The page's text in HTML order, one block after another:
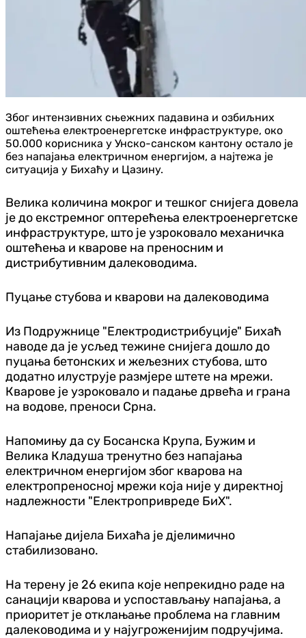
Због интензивних сњежних падавина и озбиљних
оштећења електроенергетске инфраструктуре, око
50.000 корисника у Унско-санском кантону остало је
без напајања електричном енергијом, а најтежа је
ситуација у Бихаћу и Цазину.
Велика количина мокрог и тешког снијега довела
је до екстремног оптерећења електроенергетске
инфраструктуре, што је узроковало механичка
оштећења и кварове на преносним и
дистрибутивним далеководима.
Пуцање стубова и кварови на далеководима
Из Подружнице "Електродистрибуције" Бихаћ
наводе да је усљед тежине снијега дошло до
пуцања бетонских и жељезних стубова, што
додатно илуструје размјере штете на мрежи.
Кварове је узроковало и падање дрвећа и грана
на водове, преноси Срна.
Напомињу да су Босанска Крупа, Бужим и
Велика Кладуша тренутно без напајања
електричном енергијом због кварова на
електропреносној мрежи која није у директној
надлежности "Електропривреде БиХ".
Напајање дијела Бихаћа је дјелимично
стабилизовано.
На терену је 26 екипа које непрекидно раде на
санацији кварова и успостављању напајања, а
приоритет је отклањање проблема на главним
далеководима и у најугроженијим подручјима.